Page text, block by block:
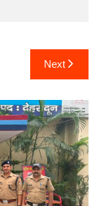
Next